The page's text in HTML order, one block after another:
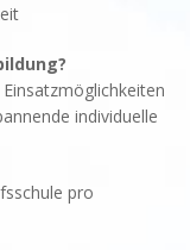
individuelle
pro